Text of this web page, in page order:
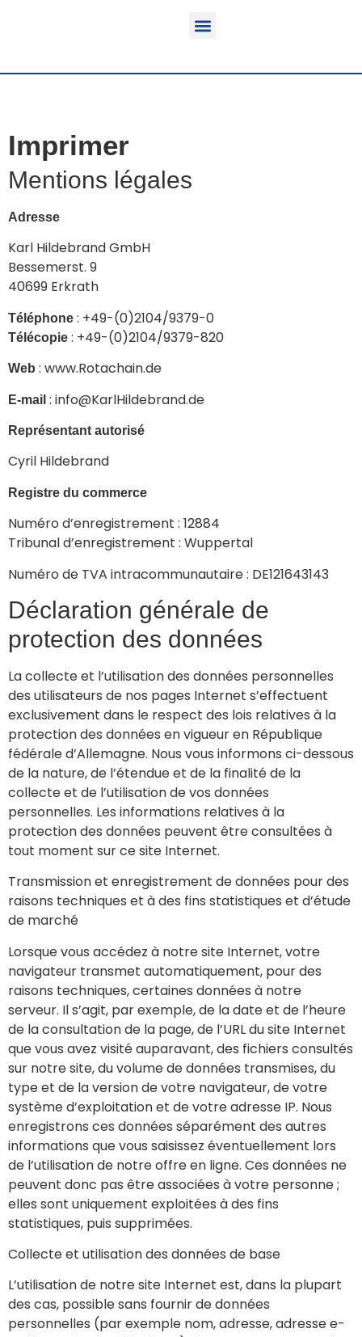
Imprimer
Mentions légales
Adresse
Karl Hildebrand GmbH
Bessemerst. 9
40699 Erkrath
Téléphone : +49-(0)2104/9379-0
Télécopie : +49-(0)2104/9379-820
Web : www.Rotachain.de
E-mail : info@KarlHildebrand.de
Représentant autorisé
Cyril Hildebrand
Registre du commerce
Numéro d’enregistrement : 12884
Tribunal d’enregistrement : Wuppertal
Numéro de TVA intracommunautaire : DE121643143
Déclaration générale de
protection des données
La collecte et l’utilisation des données personnelles
des utilisateurs de nos pages Internet s’effectuent
exclusivement dans le respect des lois relatives à la
protection des données en vigueur en République
fédérale d’Allemagne. Nous vous informons ci-dessous
de la nature, de l’étendue et de la finalité de la
collecte et de l’utilisation de vos données
personnelles. Les informations relatives à la
protection des données peuvent être consultées à
tout moment sur ce site Internet.
Transmission et enregistrement de données pour des
raisons techniques et à des fins statistiques et d’étude
de marché
Lorsque vous accédez à notre site Internet, votre
navigateur transmet automatiquement, pour des
raisons techniques, certaines données à notre
serveur. Il s’agit, par exemple, de la date et de l’heure
de la consultation de la page, de l’URL du site Internet
que vous avez visité auparavant, des fichiers consultés
sur notre site, du volume de données transmises, du
type et de la version de votre navigateur, de votre
système d’exploitation et de votre adresse IP. Nous
enregistrons ces données séparément des autres
informations que vous saisissez éventuellement lors
de l’utilisation de notre offre en ligne. Ces données ne
peuvent donc pas être associées à votre personne ;
elles sont uniquement exploitées à des fins
statistiques, puis supprimées.
Collecte et utilisation des données de base
L’utilisation de notre site Internet est, dans la plupart
des cas, possible sans fournir de données
personnelles (par exemple nom, adresse, adresse e-